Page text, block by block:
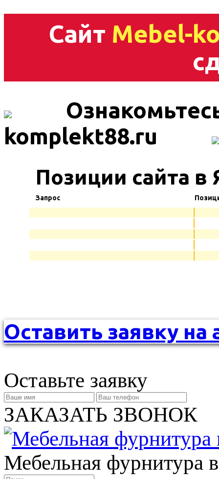
Сайт Mebel-
komplekt88.ru
Позиции сайта в
Запрос
Оставить заявку на
Оставьте заявку
ЗАКАЗАТЬ ЗВОНОК
Мебельная фурнитура